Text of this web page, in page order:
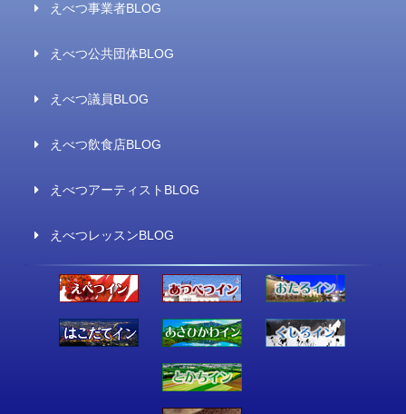
えべつ事業者BLOG
えべつ公共団体BLOG
えべつ議員BLOG
えべつ飲食店BLOG
えべつアーティストBLOG
えべつレッスンBLOG